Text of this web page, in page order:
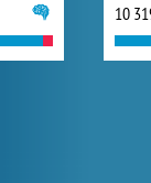
10